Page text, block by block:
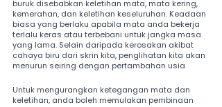
buruk disebabkan keletihan mata, mata kering,
kemerahan, dan keletihan keseluruhan. Keadaan
biasa yang berlaku apabila mata anda bekerja
terlalu keras atau terbebani untuk jangka masa
yang lama. Selain daripada kerosakan akibat
cahaya biru dari skrin kita, penglihatan kita akan
menurun seiring dengan pertambahan usia.
Untuk mengurangkan ketegangan mata dan
keletihan, anda boleh memulakan pembinaan